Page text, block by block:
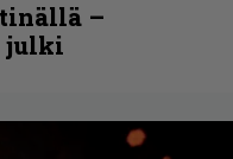
–
julki